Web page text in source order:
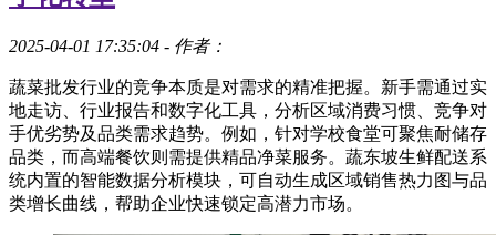
2025-04-01 17:35:04 - 作者：
蔬菜批发行业的竞争本质是对需求的精准把握。新手需通过实
地走访、行业报告和数字化工具，分析区域消费习惯、竞争对
手优劣势及品类需求趋势。例如，针对学校食堂可聚焦耐储存
品类，而高端餐饮则需提供精品净菜服务。蔬东坡生鲜配送系
统内置的智能数据分析模块，可自动生成区域销售热力图与品
类增长曲线，帮助企业快速锁定高潜力市场。